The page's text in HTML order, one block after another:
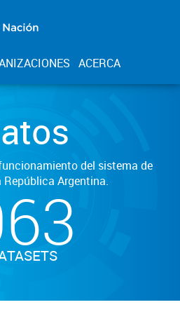
ACERCA
del sistema de
Argentina.